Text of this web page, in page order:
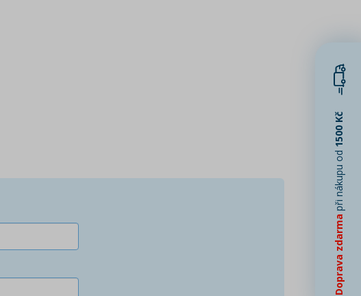
Doprava zdarma
při nákupu od
1500 Kč